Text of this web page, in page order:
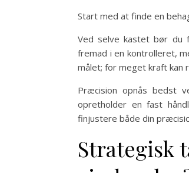
Start med at finde en
Ved selve kastet bør du
fremad i en kontrolleret,
målet; for meget kraft
Præcision opnås bedst
opretholder en fast
finjustere både din
Strategisk